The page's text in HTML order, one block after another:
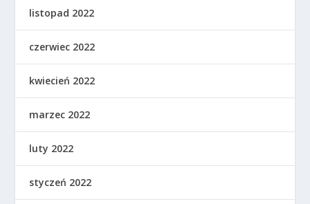
listopad 2022
czerwiec 2022
kwiecień 2022
marzec 2022
luty 2022
styczeń 2022